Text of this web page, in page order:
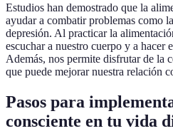
Estudios han demostrado que la
ayudar a combatir problemas como la
depresión. Al practicar la
escuchar a nuestro cuerpo y a hacer
Además, nos permite disfrutar de la
que puede mejorar nuestra relación
Pasos para
consciente en tu vida